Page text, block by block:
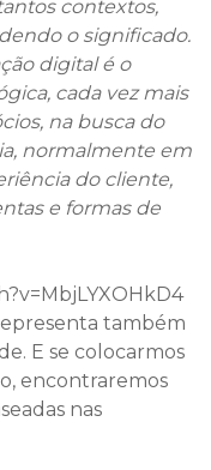
contextos,
o significado.
digital é o
cada vez mais
na busca do
normalmente em
do cliente,
e formas de
também
E se colocarmos
encontraremos
nas